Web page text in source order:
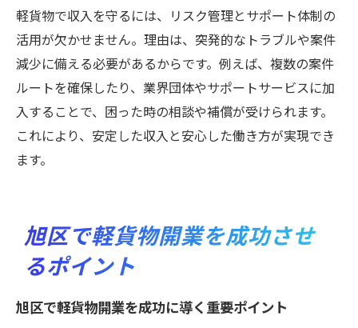
軽貨物で収入を守るには、リスク管理とサポート体制の
活用が欠かせません。理由は、突発的なトラブルや案件
減少に備える必要があるからです。例えば、複数の案件
ルートを確保したり、業界団体やサポートサービスに加
入することで、困った時の相談や補償が受けられます。
これにより、安定した収入と安心した働き方が実現でき
ます。
旭区で軽貨物開業を成功させ
るポイント
旭区で軽貨物開業を成功に導く重要ポイント